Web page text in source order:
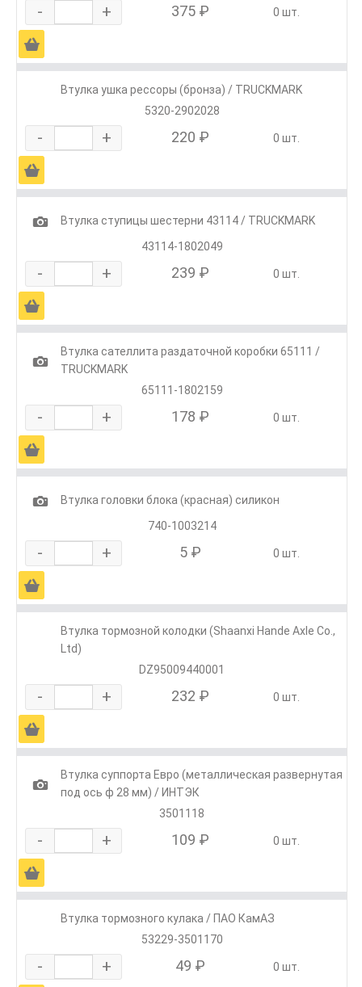
- + 375 ₽ 0 шт.
Ä
Втулка ушка рессоры (бронза) / TRUCKMARK
5320-2902028
- + 220 ₽ 0 шт.
Ä
1
Втулка ступицы шестерни 43114 / TRUCKMARK
43114-1802049
- + 239 ₽ 0 шт.
Ä
1
Втулка сателлита раздаточной коробки 65111 /
TRUCKMARK
65111-1802159
- + 178 ₽ 0 шт.
Ä
1
Втулка головки блока (красная) силикон
740-1003214
- + 5 ₽ 0 шт.
Ä
Втулка тормозной колодки (Shaanxi Hande Axle Co.,
Ltd)
DZ95009440001
- + 232 ₽ 0 шт.
Ä
1
Втулка суппорта Евро (металлическая развернутая
под ось ф 28 мм) / ИНТЭК
3501118
- + 109 ₽ 0 шт.
Ä
Втулка тормозного кулака / ПАО КамАЗ
53229-3501170
- + 49 ₽ 0 шт.